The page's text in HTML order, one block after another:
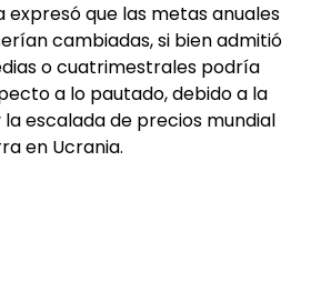
expresó que las metas anuales
cambiadas, si bien admitió
o cuatrimestrales podría
a lo pautado, debido a la
escalada de precios mundial
en Ucrania.